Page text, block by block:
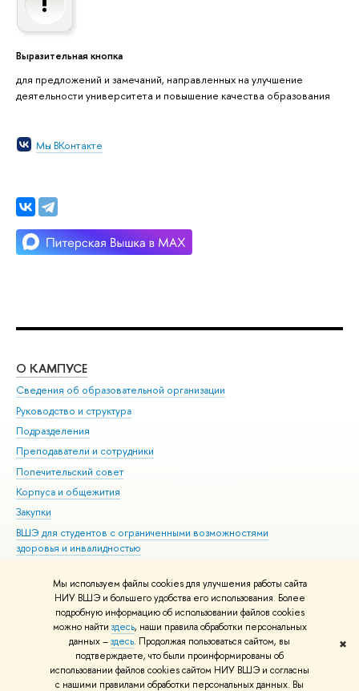
Мы используем файлы cookies для улучшения работы сайта
НИУ ВШЭ и большего удобства его использования. Более
подробную информацию об использовании файлов cookies
можно найти здесь, наши правила обработки персональных
данных –здесь. Продолжая пользоваться сайтом, вы
подтверждаете, что были проинформированы об
использовании файлов cookies сайтом НИУ ВШЭ и согласны
с нашими правилами обработки персональных данных. Вы
✖
Выразительная кнопка
для предложений и замечаний, направленных на улучшение
деятельности университета и повышение качества образования
Мы ВКонтакте
О КАМПУСЕ
Сведения об образовательной организации
Руководство и структура
Подразделения
Преподаватели и сотрудники
Попечительский совет
Корпуса и общежития
Закупки
ВШЭ для студентов с ограниченными возможностями
здоровья и инвалидностью
Единая платежная страница
© НИУ ВШЭ 1993–2026 Адреса и контакты Условия использования
материалов Политика конфиденциальности Карта сайта